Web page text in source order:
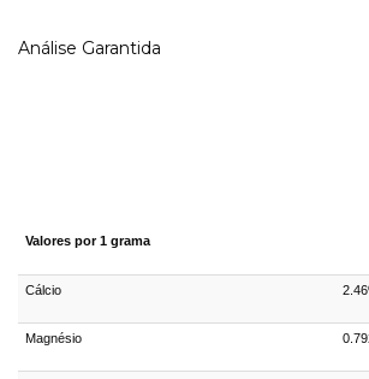
Análise Garantida
Valores por 1 grama
Cálcio
Magnésio